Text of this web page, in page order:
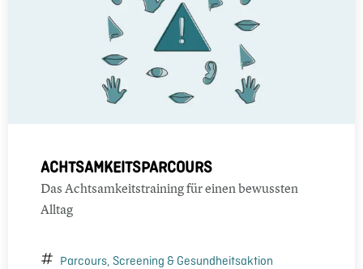
ACHTSAMKEITSPARCOURS
Das Achtsamkeitstraining für einen bewussten
Alltag
Parcours, Screening & Gesundheitsaktion